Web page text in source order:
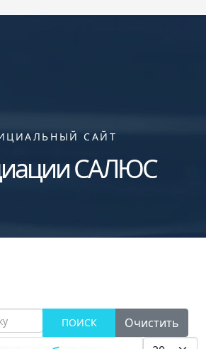
САЙТ
САЛЮС
ПОИСК
Очистить